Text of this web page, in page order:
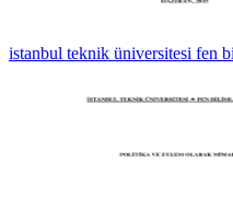
istanbul teknik üniversitesi fen